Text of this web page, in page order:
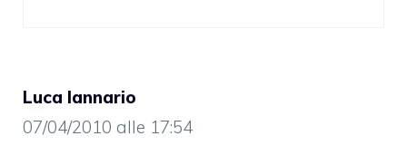
Luca Iannario
07/04/2010 alle 17:54